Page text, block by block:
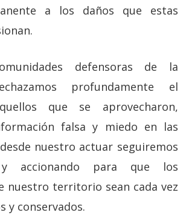
a los daños que estas
defensoras de la
profundamente el
que se aprovecharon,
falsa y miedo en las
nuestro actuar seguiremos
y accionando para que los
nuestro territorio sean cada vez
y conservados.